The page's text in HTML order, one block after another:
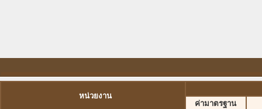
หน่วยงาน
ค่ามาตรฐาน